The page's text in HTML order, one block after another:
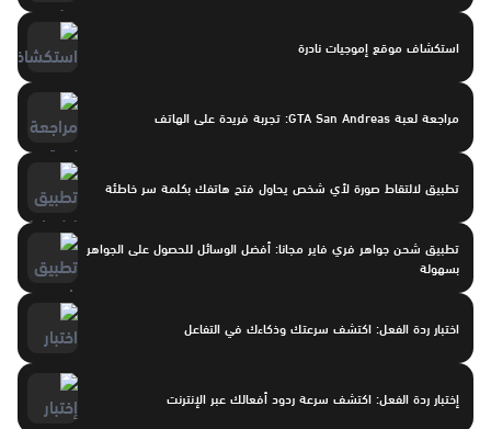
استكشاف موقع إموجيات نادرة
مراجعة لعبة GTA San Andreas: تجربة فريدة على الهاتف
تطبيق لالتقاط صورة لأي شخص يحاول فتح هاتفك بكلمة سر خاطئة
تطبيق شحن جواهر فري فاير مجانا: أفضل الوسائل للحصول على الجواهر
بسهولة
اختبار ردة الفعل: اكتشف سرعتك وذكاءك في التفاعل
إختبار ردة الفعل: اكتشف سرعة ردود أفعالك عبر الإنترنت